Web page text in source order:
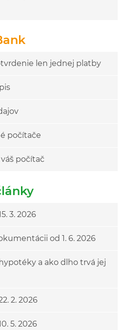
len jednej platby
počítače
počítač
3. 2026
od 1. 6. 2026
a ako dlho trvá jej
2. 2026
5. 2026